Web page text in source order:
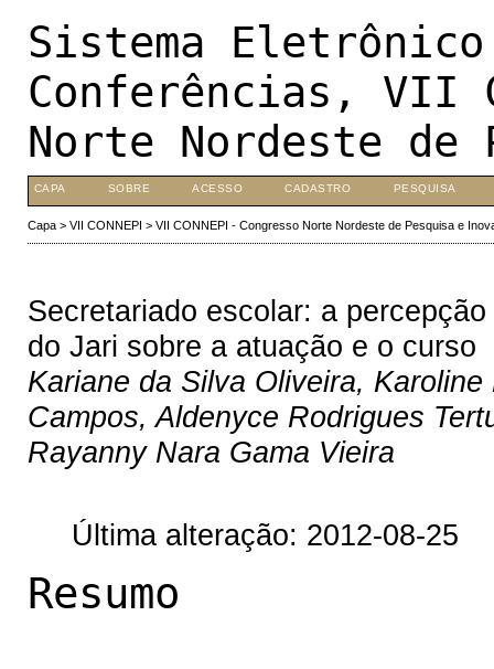
Sistema
Conferências, VII
Norte Nordeste de
CAPA SOBRE ACESSO CADASTRO PESQUISA
Capa> VII CONNEPI > VII CONNEPI - Congresso Norte Nordeste de Pesquisa e
Secretariado escolar: a
do Jari sobre a atuação e o curso
Kariane da Silva Oliveira,
Campos, Aldenyce Rodrigues
Rayanny Nara Gama Vieira
Última alteração: 2012-08-25
Resumo